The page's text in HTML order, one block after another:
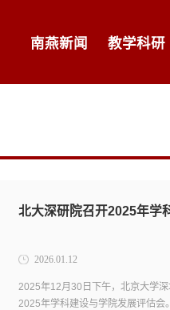
南燕新闻 教学科研
北大深研院召开2025年学
2026.01.12
2025年12月30日下午，北京大学
2025年学科建设与学院发展评估